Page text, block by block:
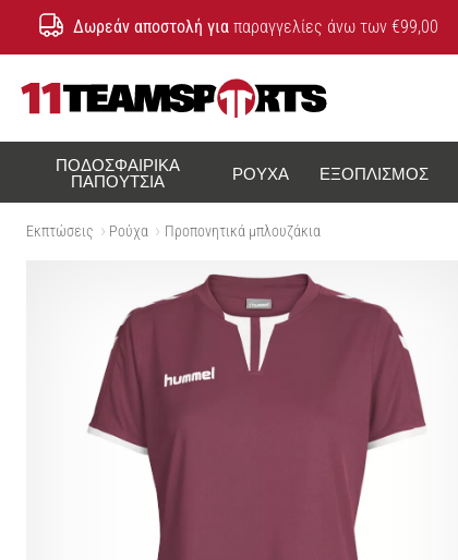
Δωρεάν αποστολή για παραγγελίες άνω των €99,00
ΠΟΔΟΣΦΑΙΡΙΚΆ
ΠΑΠΟΎΤΣΙΑ ΡΟΎΧΑ ΕΞΟΠΛΙΣΜΌΣ
Εκπτώσεις Ρούχα Προπονητικά μπλουζάκια